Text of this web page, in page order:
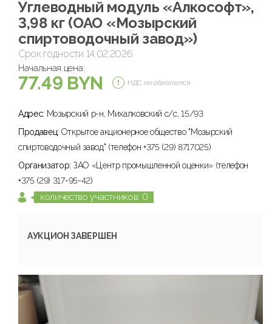
Углеводный модуль «Алкософт»,
3,98 кг (ОАО «Мозырский
спиртоводочный завод»)
Срок годности 14.02.2026
Начальная цена:
77.49 BYN НДС не облагается
Адрес: Мозырский р-н, Михалковский с/с, 15/93
Продавец: Открытое акционерное общество "Мозырский
спиртоводочный завод" (телефон +375 (29) 8717025)
Организатор: ЗАО «Центр промышленной оценки» (телефон
+375 (29) 317-95-42)
количество участников: 0
АУКЦИОН ЗАВЕРШЕН